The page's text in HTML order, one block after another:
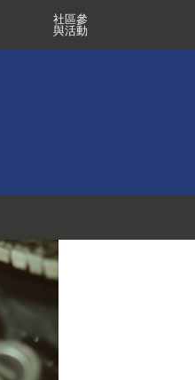
社區參
與活動